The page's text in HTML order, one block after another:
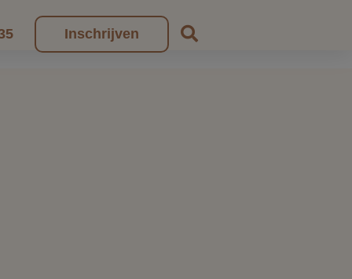
Inschrijven